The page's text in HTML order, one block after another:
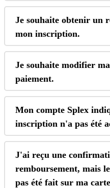
Je souhaite obtenir un
mon inscription.
Je souhaite modifier ma
paiement.
Mon compte Splex
inscription n'a pas été
J'ai reçu une
remboursement, mais le
pas été fait sur ma carte